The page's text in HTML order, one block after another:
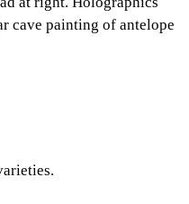
cave painting of antelope